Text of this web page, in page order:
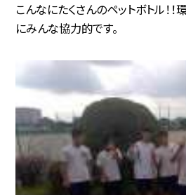
こんなにたくさんのペットボトル！
にみんな協力的です。